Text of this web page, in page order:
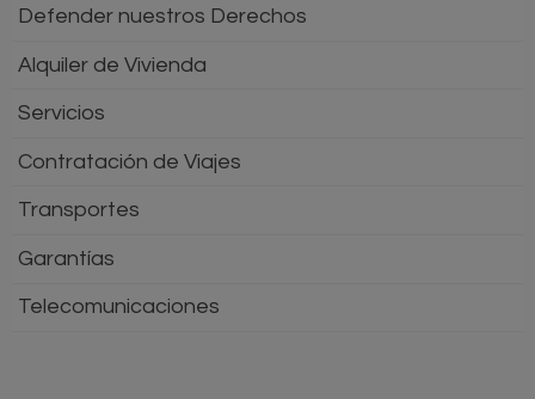
Defender nuestros Derechos
Alquiler de Vivienda
Servicios
Contratación de Viajes
Transportes
Garantías
Telecomunicaciones